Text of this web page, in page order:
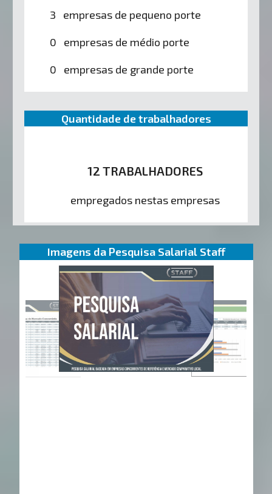
3 empresas de pequeno porte
0 empresas de médio porte
0 empresas de grande porte
Quantidade de trabalhadores
12 TRABALHADORES
empregados nestas empresas
Imagens da Pesquisa Salarial Staff